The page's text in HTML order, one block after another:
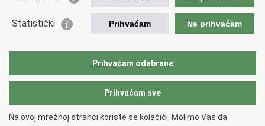
Europska komisija
Taxation and Customs Union
Statistički Prihvaćam Ne prihvaćam
Prihvaćam odabrane
Prihvaćam sve
Na ovoj mrežnoj stranci koriste se kolačići. Molimo Vas da